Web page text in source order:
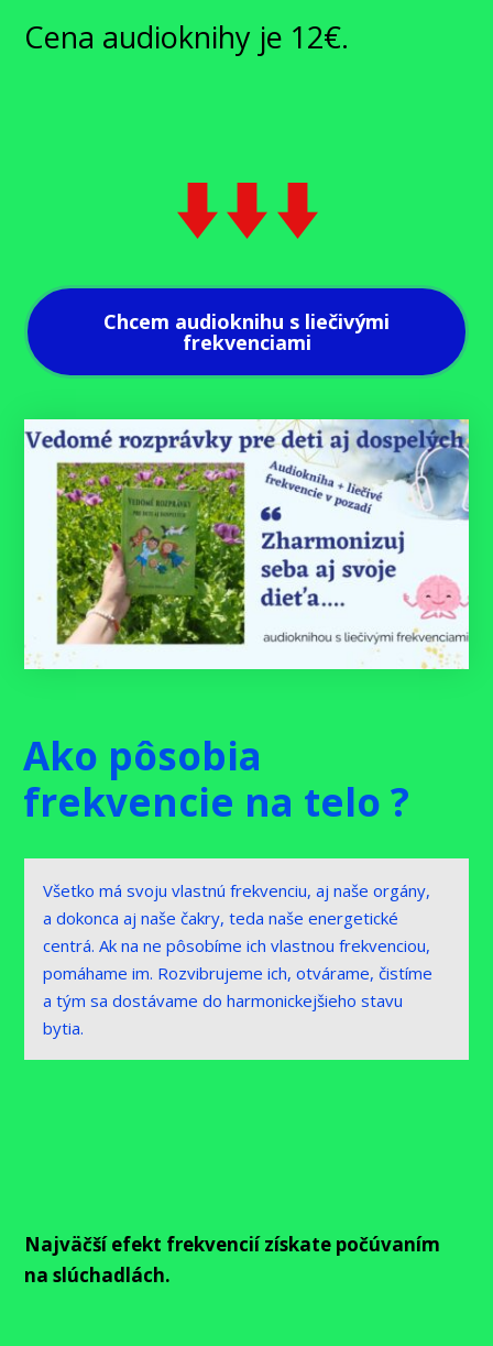
Cena audioknihy je 12€.
Chcem audioknihu s liečivými
frekvenciami
Ako pôsobia
frekvencie na telo ?
Všetko má svoju vlastnú frekvenciu, aj naše orgány,
a dokonca aj naše čakry, teda naše energetické
centrá. Ak na ne pôsobíme ich vlastnou frekvenciou,
pomáhame im. Rozvibrujeme ich, otvárame, čistíme
a tým sa dostávame do harmonickejšieho stavu
bytia.
Najväčší efekt frekvencií získate počúvaním
na slúchadlách.